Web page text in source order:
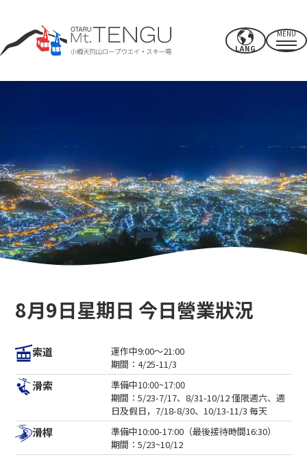
LANG
MENU
公司簡介
索道商業運輸條款與條件
滑雪場使用條款與條件
2024-2025 安全報告
招募資訊
相關連結
北海道中央巴士株式會社
8月9日星期日 今日營業狀況
索道 運作中9:00～21:00
期間：4/25-11/3
滑索 準備中10:00~17:00
期間：5/23-7/17、8/31-10/12 僅限週六、週
日及假日，7/18-8/30、10/13-11/3 每天
滑桿 準備中10:00-17:00（最後接待時間16:30）
期間：5/23~10/12